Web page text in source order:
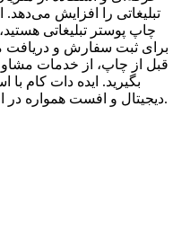
تبلیغاتی را افزایش
چاپ پوستر تبلیغاتی
برای ثبت سفارش و دریافت
قبل از چاپ، از خدمات مشاوره
بگیرید. ایده دات کام
دیجیتال و افست همواره در ارائه بهترین کیفیت پیشتاز بوده است.